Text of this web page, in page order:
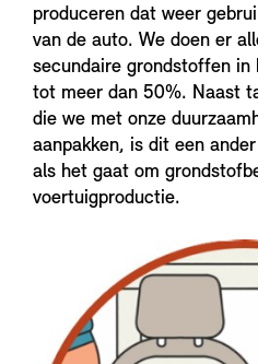
produceren dat weer
van de auto. We doen er
secundaire grondstoffen
tot meer dan 50%. Naast
die we met onze
aanpakken, is dit een
als het gaat om
voertuigproductie.